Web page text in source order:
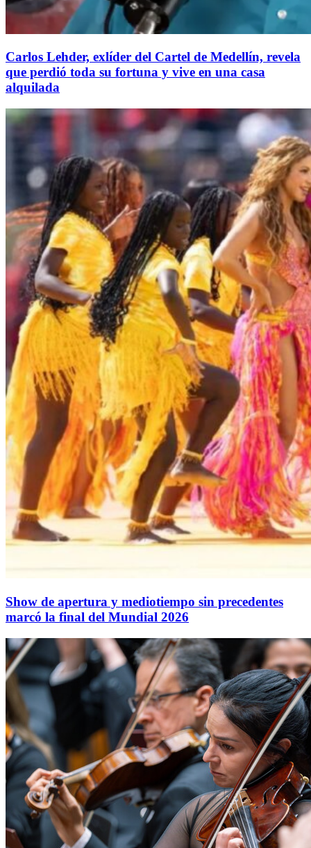
Carlos Lehder, exlíder del Cartel de Medellín, revela
que perdió toda su fortuna y vive en una casa
alquilada
Show de apertura y mediotiempo sin precedentes
marcó la final del Mundial 2026